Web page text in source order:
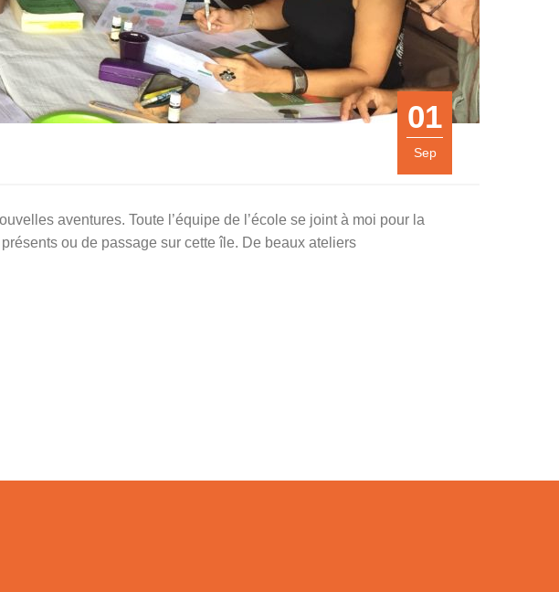
01
Sep
aventures. Toute l’équipe de l’école se joint à moi pour la
ou de passage sur cette île. De beaux ateliers